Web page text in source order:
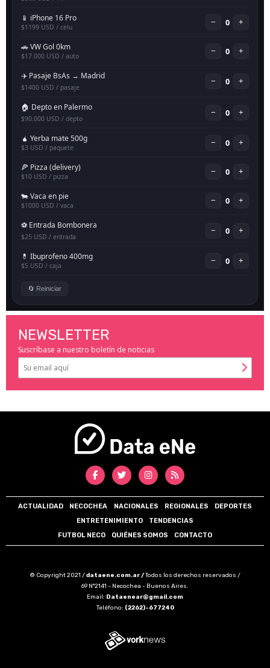
NEWSLETTER
Suscríbase a nuestro boletín de noticias
ACTUALIDAD NECOCHEA NACIONALES REGIONALES
DEPORTES
ENTRETENIMIENTO
TENDENCIAS
FUTBOL NECO
QUIÉNES SOMOS CONTACTO
© Copyright 2021 /dataene.com.ar /Todos los derechos reservados /
69 N°2141 - Necochea - Buenos Aires.
Email: Dataenear@gmail.com
Teléfono: (2262)-677240